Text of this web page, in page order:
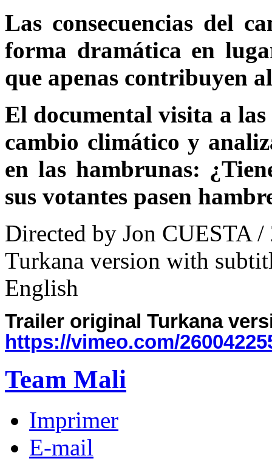
Las consecuencias del
forma dramática en
que apenas contribuyen
El documental visita a
cambio climático y
en las hambrunas:
sus votantes pasen
Directed by Jon CUESTA
Turkana version with
English
Trailer original Turkana
https://vimeo.com/
Team Mali
Imprimer
E-mail